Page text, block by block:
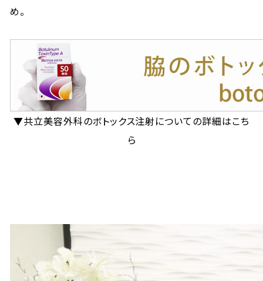
め。
▼共立美容外科のボトックス注射についての詳細はこち
ら